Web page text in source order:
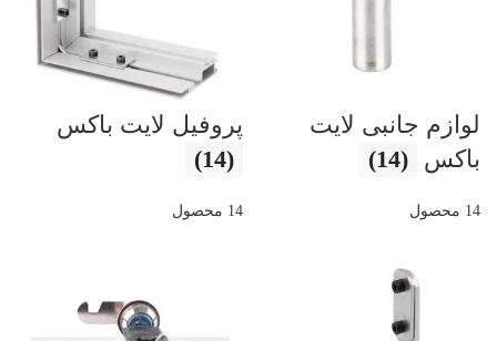
لوازم جانبی لایت
باکس (14)
14 محصول
پروفیل لایت باکس
(14)
14 محصول